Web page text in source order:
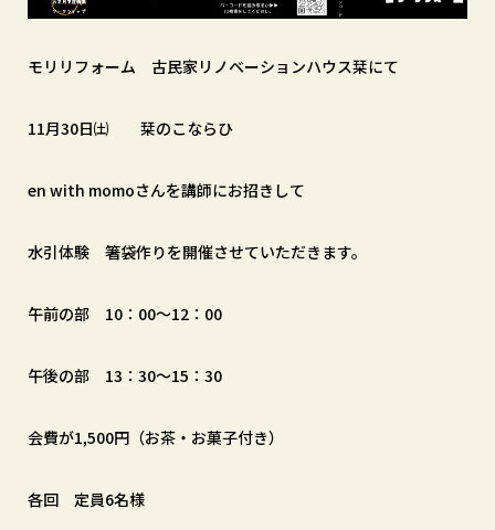
モリリフォーム 古民家リノベーションハウス栞にて
11月30日㈯ 栞のこならひ
en with momoさんを講師にお招きして
水引体験 箸袋作りを開催させていただきます。
午前の部 10：00～12：00
午後の部 13：30～15：30
会費が1,500円（お茶・お菓子付き）
各回 定員6名様